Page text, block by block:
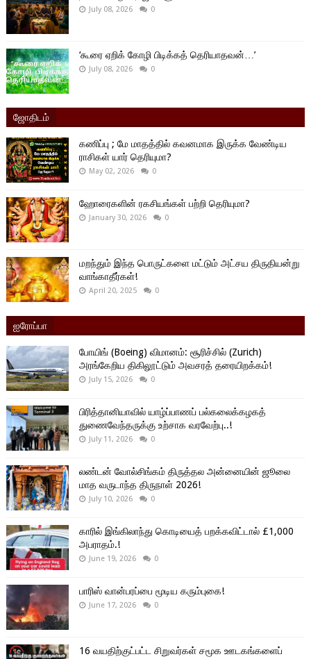
July 08, 2026 0
‘கூரை ஏறிக் கோழி பிடிக்கத் தெரியாதவன்…’
July 08, 2026 0
ஜோதிடம்
கணிப்பு ; மே மாதத்தில் கவனமாக இருக்க வேண்டிய
ராசிகள் யார் தெரியுமா?
May 02, 2026 0
ஹோரைகளின் ரகசியங்கள் பற்றி தெரியுமா?
January 30, 2026 0
மறந்தும் இந்த பொருட்களை மட்டும் அட்சய திருதியன்று
வாங்காதீர்கள்!
April 20, 2025 0
ஐரோப்பா
போயிங் (Boeing) விமானம்: சூரிச்சில் (Zurich)
அரங்கேறிய திகிலூட்டும் அவசரத் தரையிறக்கம்!
July 15, 2026 0
பிரித்தானியாவில் யாழ்ப்பாணப் பல்கலைக்கழகத்
துணைவேந்தருக்கு உற்சாக வரவேற்பு..!
July 11, 2026 0
லண்டன் வோல்சிங்கம் திருத்தல அன்னையின் ஜூலை
மாத வருடாந்த திருநாள் 2026!
July 10, 2026 0
காரில் இங்கிலாந்து கொடியைத் பறக்கவிட்டால் £1,000
அபராதம்.!
June 19, 2026 0
பாரிஸ் வான்பரப்பை மூடிய கரும்புகை!
June 17, 2026 0
16 வயதிற்குட்பட்ட சிறுவர்கள் சமூக ஊடகங்களைப்